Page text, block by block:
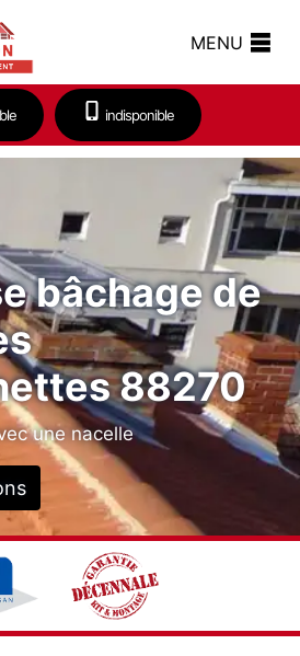
MENU
indisponible
bâchage de
88270
une nacelle